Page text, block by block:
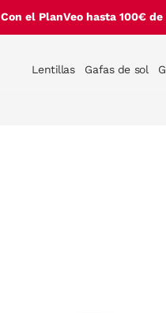
Con el PlanVeo hasta 100€
Lentillas Gafas de sol